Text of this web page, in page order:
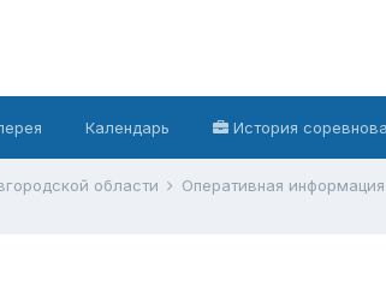
Календарь История
области Оперативная информация